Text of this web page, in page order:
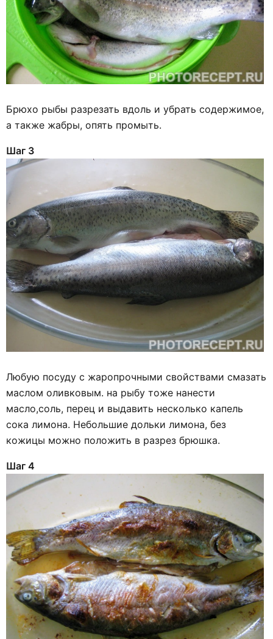
Брюхо рыбы разрезать вдоль и убрать содержимое,
а также жабры, опять промыть.
Шаг 3
Любую посуду с жаропрочными свойствами смазать
маслом оливковым. на рыбу тоже нанести
масло,соль, перец и выдавить несколько капель
сока лимона. Небольшие дольки лимона, без
кожицы можно положить в разрез брюшка.
Шаг 4